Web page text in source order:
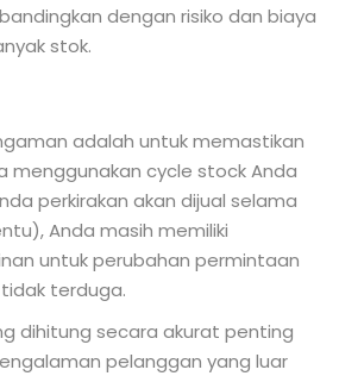
dengan risiko dan biaya
stok.
adalah untuk memastikan
menggunakan cycle stock Anda
perkirakan akan dijual selama
Anda masih memiliki
untuk perubahan permintaan
terduga.
dihitung secara akurat penting
pelanggan yang luar